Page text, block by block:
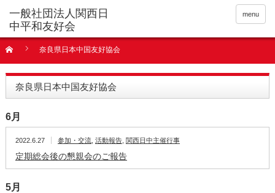
menu
奈良県日本中国友好協会
奈良県日本中国友好協会
6月
2022.6.27 参加・交流 活動報告, 関西日中主催行事
定期総会後の懇親会のご報告
5月